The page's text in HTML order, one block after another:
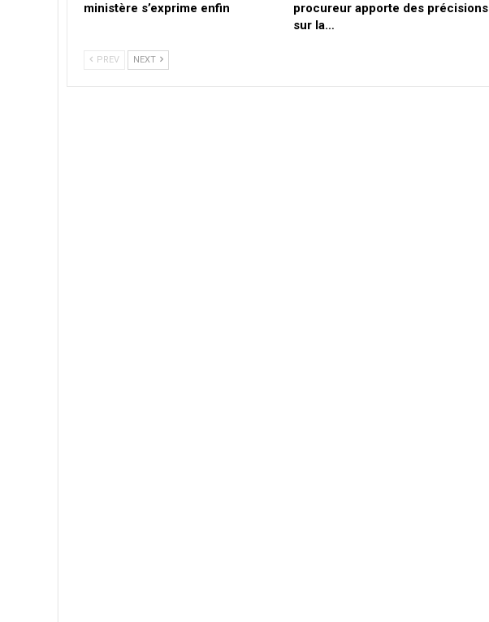
ministère s’exprime enfin
procureur apporte des précisions
sur la…
PREV NEXT